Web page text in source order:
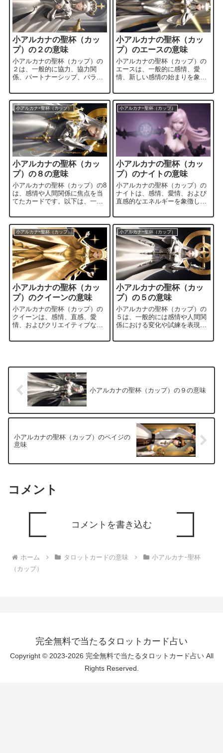
小アルカナの聖杯（カッ
プ）の２の意味
小アルカナの聖杯（カップ）の
２は、一般的に協力、協力関
係、パートナーシップ、バラン
す。以下は、2の聖杯の一般的な
意味です。 協力とパートナーシ
ップ: 聖杯の2は、協力関係やパ
ートナーシップに焦点を当てて
います。感情や協力によって、
より良い結びつきや連携が生ま
れることを示唆します。 バラン
スと調和: カードにはバランス
と調和の要素が含まれていま
す。感情や関係性がバランスを
取...
小アルカナの聖杯（カッ
プ）のエースの意味
小アルカナの聖杯（カップ）の
エースは、一般的に感情、愛
情、新しい感情の始まりを象徴
の一般的な意味です。 新しい感
情や愛: エースの聖杯は新しい
感情や愛情の始まりを示しま
す。これは恋愛や友情、家族な
ど様々な形の愛を指すことがあ
ります。 感受性と直感: 聖杯は
感情や感受性を象徴し、エース
は特に感受性が高まっている状
態を示します。直感を信じ、感
情に敏感でいることが重要で
す。 ...
小アルカナｰ聖杯（カップ）
小アルカナの聖杯（カッ
プ）の８の意味
小アルカナの聖杯（カップ）の8
は、感情や人間関係に焦点を当
てたカードです。以下は、一般
功: カードに描かれた8つのカッ
プは、充実感や成功を象徴して
います。あなたの努力や投資が
実り、満足感を得る時期を示し
ています。 人間関係の深化: 8の
カップは、人間関係が深まり、
感情的なつながりが強化される
可能性があることを示します。
パートナーシップや友情におい
て、より意義深いつながり...
小アルカナｰ聖杯（カップ）
小アルカナの聖杯（カッ
プ）のナイトの意味
小アルカナの聖杯（カップ）の
ナイトは、感情、愛情、および
直感的なエネルギーを象徴して
合いです。 情熱的な冒険: ナイ
トは情熱的で冒険心に富んでお
り、感情や愛情において新しい
展開や冒険が始まることを示唆
しています。恋愛や友情におい
て新たな段階に進む可能性があ
ります。 感受性と直感: ナイト
は感受性に富み、直感を信じる
傾向があります。状況や人間関
係に対して敏感で、直感に従
っ...
小アルカナｰ聖杯（カップ）
小アルカナの聖杯（カッ
プ）のクイーンの意味
小アルカナの聖杯（カップ）の
クイーンは、感情、直感、愛
情、およびクリエイティブなエ
は、クイーンの一般的な意味合
ネルギーを持っています。感情
の表現や受け入れにおいて、自
由でオープンな態度を示唆して
います。 直感と洞察力: クイー
ンは直感的で洞察力があり、感
情や状況を深く理解できるでし
ょう。直感を信じ、それを指針
に行...
小アルカナｰ聖杯（カップ）
小アルカナの聖杯（カッ
プ）の５の意味
小アルカナの聖杯（カップ）の
５は、一般的には感情や人間関
係における変化や試練を表現し
的な意味です。 失望や損失: カ
象徴しています。期待していた
あります。 感情の混乱: 5のカッ
れ、不安や心の動揺が生じて...
小アルカナの聖杯（カップ）の９の意味
小アルカナの聖杯（カップ）のペイジの
意味
コメント
コメントを書き込む
ホーム タロットカードの意味
小アルカナｰ聖杯
（カップ）
完全無料で当たるタロットカード占い
Copyright © 2023-2026 完全無料で当たるタロットカード占い All
Rights Reserved.